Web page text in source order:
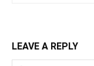
LEAVE A REPLY